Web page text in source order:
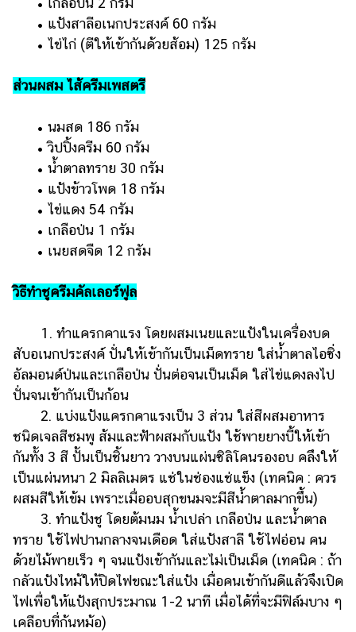
• แป้งสาลีอเนกประสงค์ 60 กรัม
• ไข่ไก่ (ตีให้เข้ากันด้วยส้อม) 125 กรัม
ส่วนผสม ไส้ครีมเพสตรี
• นมสด 186 กรัม
• วิปปิ้งครีม 60 กรัม
• น้ำตาลทราย 30 กรัม
• แป้งข้าวโพด 18 กรัม
• ไข่แดง 54 กรัม
• เกลือป่น 1 กรัม
• เนยสดจืด 12 กรัม
วิธีทำชูครีมคัลเลอร์ฟูล
1. ทำแครกคาแรง โดยผสมเนยและแป้งในเครื่องบด
สับอเนกประสงค์ ปั่นให้เข้ากันเป็นเม็ดทราย ใส่น้ำตาลไอซิ่ง
อัลมอนด์ป่นและเกลือป่น ปั่นต่อจนเป็นเม็ด ใส่ไข่แดงลงไป
ปั่นจนเข้ากันเป็นก้อน
2. แบ่งแป้งแครกคาแรงเป็น 3 ส่วน ใส่สีผสมอาหาร
ชนิดเจลสีชมพู ส้มและฟ้าผสมกับแป้ง ใช้พายยางบี้ให้เข้า
กันทั้ง 3 สี ปั้นเป็นชิ้นยาว วางบนแผ่นซิลิโคนรองอบ คลึงให้
เป็นแผ่นหนา 2 มิลลิเมตร แช่ในช่องแช่แข็ง (เทคนิค : ควร
ผสมสีให้เข้ม เพราะเมื่ออบสุกขนมจะมีสีน้ำตาลมากขึ้น)
3. ทำแป้งชู โดยต้มนม น้ำเปล่า เกลือป่น และน้ำตาล
ทราย ใช้ไฟปานกลางจนเดือด ใส่แป้งสาลี ใช้ไฟอ่อน คน
ด้วยไม้พายเร็ว ๆ จนแป้งเข้ากันและไม่เป็นเม็ด (เทคนิค : ถ้า
กลัวแป้งไหม้ให้ปิดไฟขณะใส่แป้ง เมื่อคนเข้ากันดีแล้วจึงเปิด
ไฟเพื่อให้แป้งสุกประมาณ 1-2 นาที เมื่อได้ที่จะมีฟิล์มบาง ๆ
เคลือบที่ก้นหม้อ)